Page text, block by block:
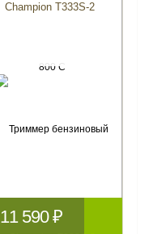
Champion Т333S-2
11 590 ₽